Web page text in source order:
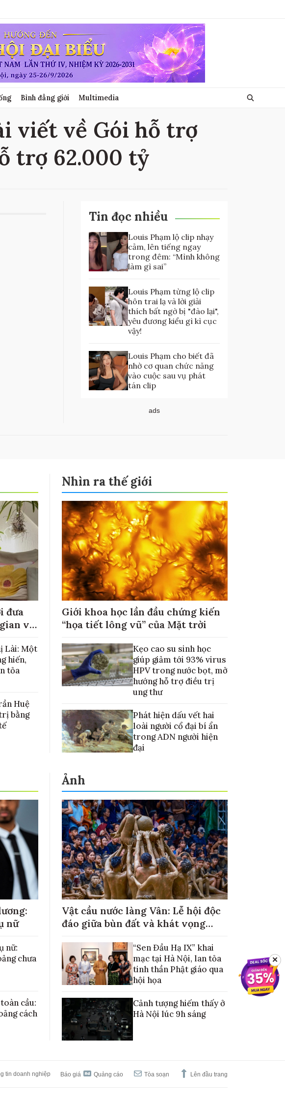
Bình đẳng giới Multimedia
viết về Gói hỗ trợ
trợ 62.000 tỷ
Tin đọc nhiều
Louis Phạm lộ clip nhạy
cảm, lên tiếng ngay
trong đêm: “Mình không
làm gì sai”
Louis Phạm từng lộ clip
hôn trai lạ và lời giải
thích bất ngờ bị "đào lại",
yêu đương kiểu gì kì cục
vậy!
Louis Phạm cho biết đã
nhờ cơ quan chức năng
vào cuộc sau vụ phát
tán clip
ads
đưa
về
Lài: Một
hiến,
tỏa
Huệ
bằng
Nhìn ra thế giới
Giới khoa học lần đầu chứng kiến
“họa tiết lông vũ” của Mặt trời
Kẹo cao su sinh học
giúp giảm tới 93% virus
HPV trong nước bọt, mở
hướng hỗ trợ điều trị
ung thư
Phát hiện dấu vết hai
loài người cổ đại bí ẩn
trong ADN người hiện
đại
nữ
nữ:
chưa
cầu:
cách
Ảnh
Vật cầu nước làng Vân: Lễ hội độc
đáo giữa bùn đất và khát vọng
“Sen Đầu Hạ IX” khai
mạc tại Hà Nội, lan tỏa
tinh thần Phật giáo qua
hội họa
Cảnh tượng hiếm thấy ở
Hà Nội lúc 9h sáng
tin doanh nghiệp Báo giá Quảng cáo Tòa soạn Lên đầu trang
✕